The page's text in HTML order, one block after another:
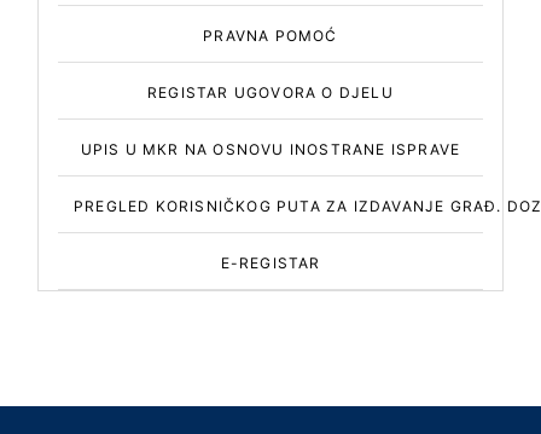
PRAVNA POMOĆ
REGISTAR UGOVORA O DJELU
UPIS U MКR NA OSNOVU INOSTRANE ISPRAVE
PREGLED KORISNIČKOG PUTA ZA IZDAVANJE GRAĐ.
E-REGISTAR